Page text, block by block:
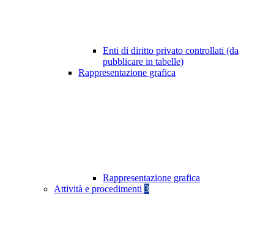
Enti di diritto privato controllati (da
pubblicare in tabelle)
Rappresentazione grafica
Rappresentazione grafica
Attività e procedimenti 3